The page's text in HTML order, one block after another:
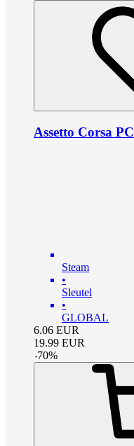
Assetto Corsa PC
Steam
•
Sleutel
•
GLOBAL
6.06 EUR
19.99 EUR
-70%